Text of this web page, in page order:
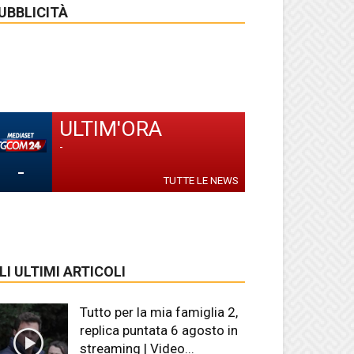
-
ULTIM'ORA
-
TUTTE LE NEWS
ULTIMI ARTICOLI
Tutto per la mia famiglia 2,
replica puntata 6 agosto in
streaming | Video...